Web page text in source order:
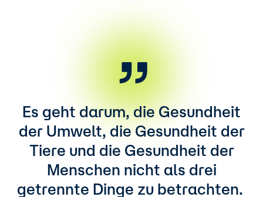
Es geht darum, die Gesundheit
der Umwelt, die Gesundheit der
Tiere und die Gesundheit der
Menschen nicht als drei
getrennte Dinge zu betrachten.